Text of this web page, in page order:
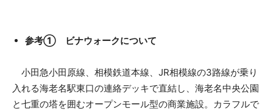
参考① ビナウォークについて
小田急小田原線、相模鉄道本線、JR相模線の3路線が乗り
入れる海老名駅東口の連絡デッキで直結し、海老名中央公園
と七重の塔を囲むオープンモール型の商業施設。カラフルで